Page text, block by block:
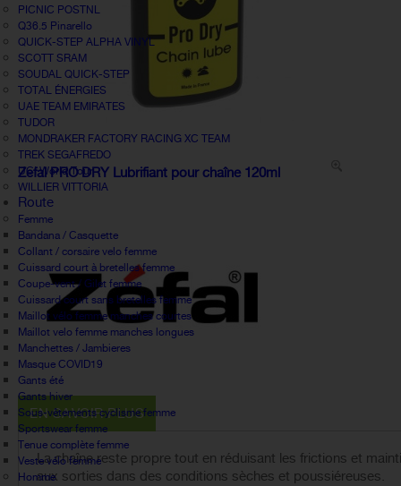
PICNIC POSTNL
Q36.5 Pinarello
QUICK-STEP ALPHA VINYL
SCOTT SRAM
SOUDAL QUICK-STEP
TOTAL ÉNERGIES
UAE TEAM EMIRATES
TUDOR
MONDRAKER FACTORY RACING XC TEAM
TREK SEGAFREDO
UCI World Tour
WILLIER VITTORIA
Route
Femme
Bandana / Casquette
Collant / corsaire velo femme
Cuissard court à bretelles femme
Coupe-vent / Gilet femme
Cuissard court sans bretelles femme
Maillot vélo femme manches courtes
Maillot velo femme manches longues
Manchettes / Jambieres
Masque COVID19
Gants été
Gants hiver
Sous-vêtements cyclisme femme
Sportswear femme
Tenue complète femme
Veste vélo femme
Homme
Zefal PRO DRY Lubrifiant pour chaîne 120ml
EN SAVOIR PLUS
La chaîne reste propre tout en réduisant les frictions et
aux sorties dans des conditions sèches et poussiéreuses.